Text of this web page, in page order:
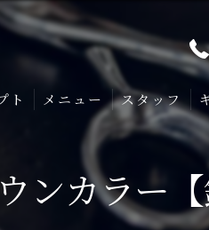
ト メニュー スタッフ
ンカラー